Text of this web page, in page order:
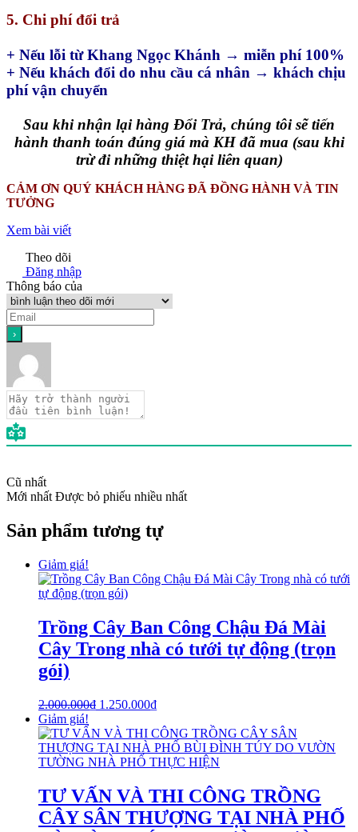
5. Chi phí đổi trả
+ Nếu lỗi từ Khang Ngọc Khánh → miễn phí 100%
+ Nếu khách đổi do nhu cầu cá nhân → khách chịu
phí vận chuyển
Sau khi nhận lại hàng Đổi Trả, chúng tôi sẽ tiến
hành thanh toán đúng giá mà KH đã mua (sau khi
trừ đi những thiệt hại liên quan)
CẢM ƠN QUÝ KHÁCH HÀNG ĐÃ ĐỒNG HÀNH VÀ TIN
TƯỞNG
Xem bài viết
Theo dõi
Đăng nhập
Thông báo của
Cũ nhất
Mới nhất Được bỏ phiếu nhiều nhất
Sản phẩm tương tự
Giảm giá!
Trồng Cây Ban Công Chậu Đá Mài
Cây Trong nhà có tưới tự động (trọn
gói)
2.000.000₫ 1.250.000₫
Giảm giá!
TƯ VẤN VÀ THI CÔNG TRỒNG
CÂY SÂN THƯỢNG TẠI NHÀ PHỐ